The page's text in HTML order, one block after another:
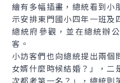
繪有多幅插畫，總統看到小
示安排東門國小四年一班及
總統府參觀，並在總統辦
客。
小訪客們也向總統提出兩個
女婿什麼時候結婚？」，二
次都考第一名？」，總統則